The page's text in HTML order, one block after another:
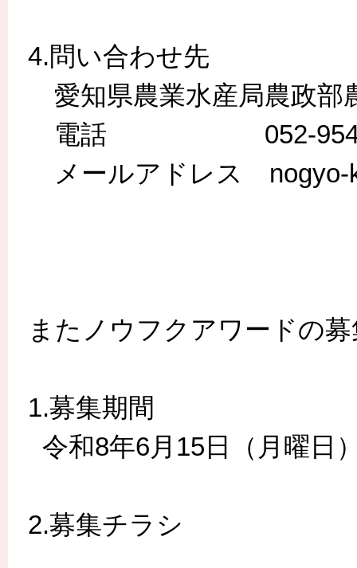
4.問い合わせ先
愛知県農業水産局農政部
電話 052-954-
メールアドレス nogyo-
またノウフクアワードの
1.募集期間
令和8年6月15日（月曜日
2.募集チラシ